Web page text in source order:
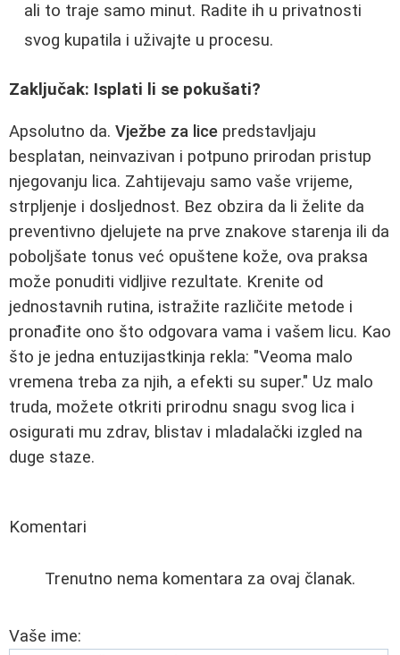
ali to traje samo minut. Radite ih u privatnosti
svog kupatila i uživajte u procesu.
Zaključak: Isplati li se pokušati?
Apsolutno da. Vježbe za lice predstavljaju
besplatan, neinvazivan i potpuno prirodan pristup
njegovanju lica. Zahtijevaju samo vaše vrijeme,
strpljenje i dosljednost. Bez obzira da li želite da
preventivno djelujete na prve znakove starenja ili da
poboljšate tonus već opuštene kože, ova praksa
može ponuditi vidljive rezultate. Krenite od
jednostavnih rutina, istražite različite metode i
pronađite ono što odgovara vama i vašem licu. Kao
što je jedna entuzijastkinja rekla: "Veoma malo
vremena treba za njih, a efekti su super." Uz malo
truda, možete otkriti prirodnu snagu svog lica i
osigurati mu zdrav, blistav i mladalački izgled na
duge staze.
Komentari
Trenutno nema komentara za ovaj članak.
Vaše ime: